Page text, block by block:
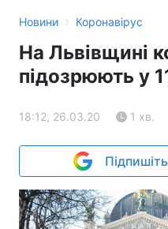
Новини › Коронавірус
На Львівщині
підозрюють у
18:12, 26.03.20 1 хв.